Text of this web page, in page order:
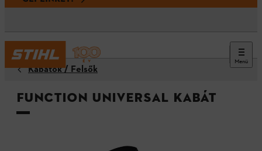
Menü
Kabátok / Felsők
FUNCTION Universal kabát